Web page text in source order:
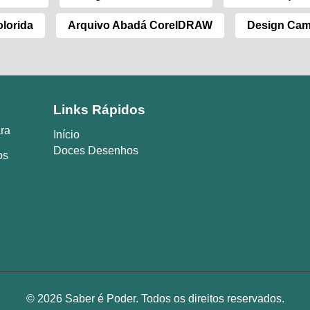
Arquivo Abadá CorelDRAW Design
Links Rápidos
Início
Doces Desenhos
© 2026 Saber é Poder. Todos os direitos reservados.